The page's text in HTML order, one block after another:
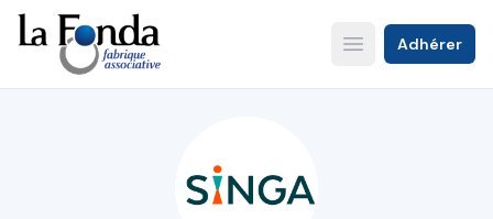
Aller
au
contenu
principal
Open main menu
Adhérer